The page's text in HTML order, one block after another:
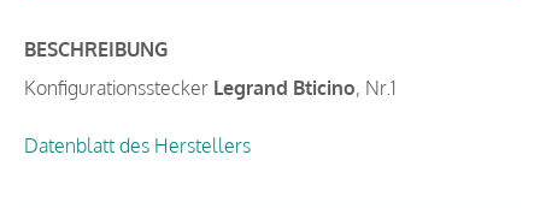
BESCHREIBUNG
Konfigurationsstecker Legrand Bticino, Nr.1
Datenblatt des Herstellers